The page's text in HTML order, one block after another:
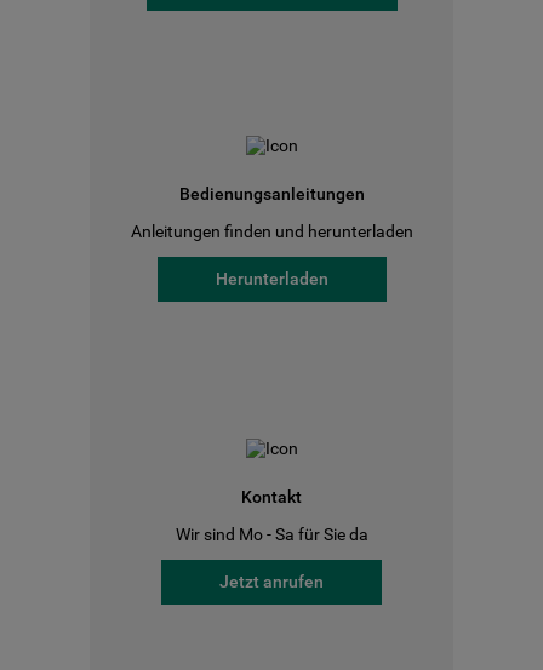
Bedienungsanleitungen
Anleitungen finden und herunterladen
Herunterladen
Kontakt
Wir sind Mo - Sa für Sie da
Jetzt anrufen